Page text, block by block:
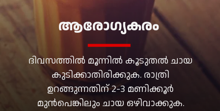
ദിവസത്തിൽ മൂന്നിൽ കൂടുതൽ ചായ
കുടിക്കാതിരിക്കുക. രാത്രി
ഉറങ്ങുന്നതിന് 2-3 മണിക്കൂർ
മുൻപെങ്കിലും ചായ ഒഴിവാക്കുക.
ആരോഗ്യകരം